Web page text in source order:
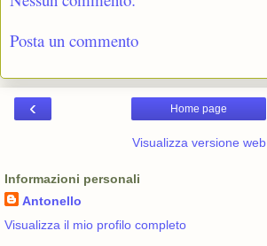
Posta un commento
‹ Home page
Visualizza versione web
Informazioni personali
Antonello
Visualizza il mio profilo completo